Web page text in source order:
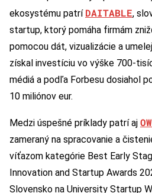
ekosystému patrí DAITABLE,
startup, ktorý pomáha firmám
pomocou dát, vizualizácie a
získal investíciu vo výške 700-
médiá a podľa Forbesu dosiahol
10 miliónov eur.
Medzi úspešné príklady patrí aj
zameraný na spracovanie a
víťazom kategórie Best Early
Innovation and Startup Awards
Slovensko na University Startup